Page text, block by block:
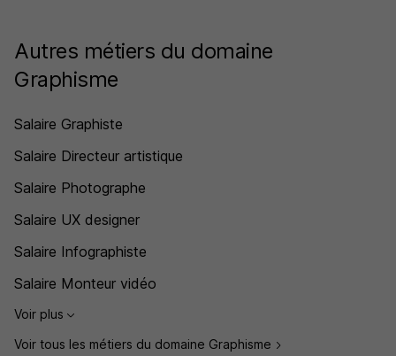
Autres métiers du domaine
Graphisme
Salaire Graphiste
Salaire Directeur artistique
Salaire Photographe
Salaire UX designer
Salaire Infographiste
Salaire Monteur vidéo
Voir plus
Voir tous les métiers du domaine Graphisme